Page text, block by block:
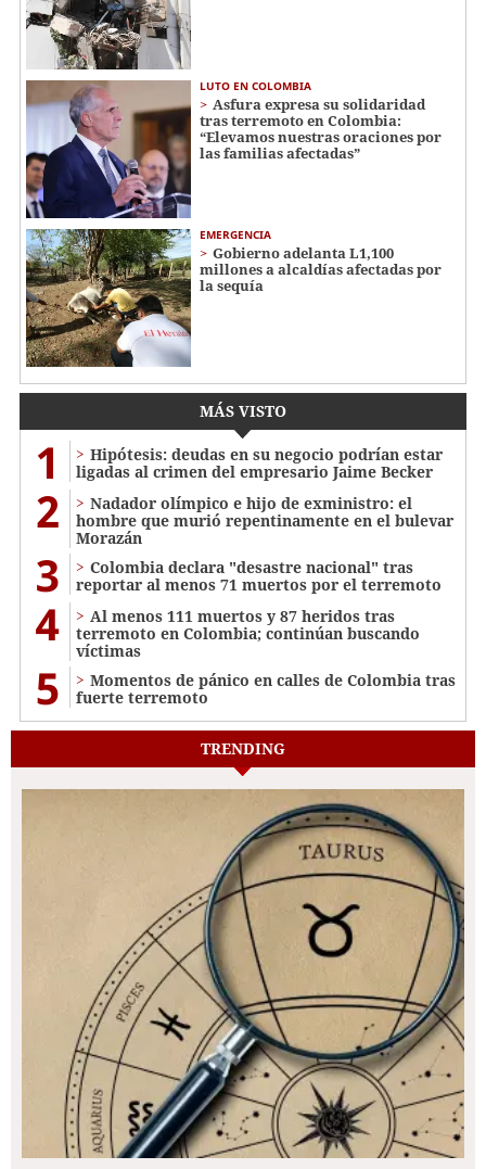
LUTO EN COLOMBIA
Asfura expresa su solidaridad
tras terremoto en Colombia:
“Elevamos nuestras oraciones por
las familias afectadas”
EMERGENCIA
Gobierno adelanta L1,100
millones a alcaldías afectadas por
la sequía
MÁS VISTO
1
Hipótesis: deudas en su negocio podrían estar
ligadas al crimen del empresario Jaime Becker
2
Nadador olímpico e hijo de exministro: el
hombre que murió repentinamente en el bulevar
Morazán
3
Colombia declara "desastre nacional" tras
reportar al menos 71 muertos por el terremoto
4
Al menos 111 muertos y 87 heridos tras
terremoto en Colombia; continúan buscando
víctimas
5
Momentos de pánico en calles de Colombia tras
fuerte terremoto
TRENDING